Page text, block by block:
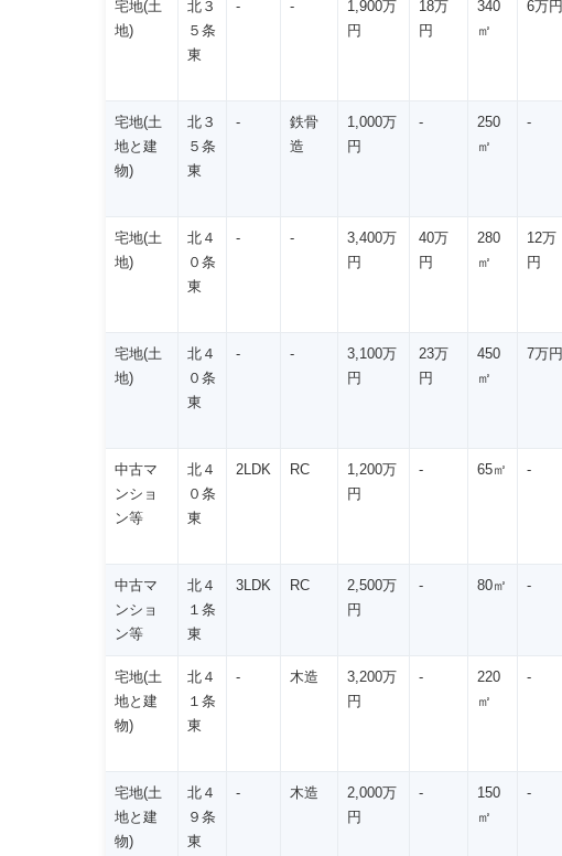
宅地(土
地)
北３
５条
東
- -
1,900万
円
18万
円
340
㎡
6万円
宅地(土
地と建
物)
北３
５条
東
-
鉄骨
造
1,000万
円
-
250
㎡
-
宅地(土
地)
北４
０条
東
- -
3,400万
円
40万
円
280
㎡
12万
円
宅地(土
地)
北４
０条
東
- -
3,100万
円
23万
円
450
㎡
7万円
中古マ
ンショ
ン等
北４
０条
東
2LDK RC
1,200万
円
- 65㎡ -
中古マ
ンショ
ン等
北４
１条
東
3LDK RC
2,500万
円
- 80㎡ -
宅地(土
地と建
物)
北４
１条
東
- 木造
3,200万
円
-
220
㎡
-
宅地(土
地と建
物)
北４
９条
東
- 木造
2,000万
円
-
150
㎡
-